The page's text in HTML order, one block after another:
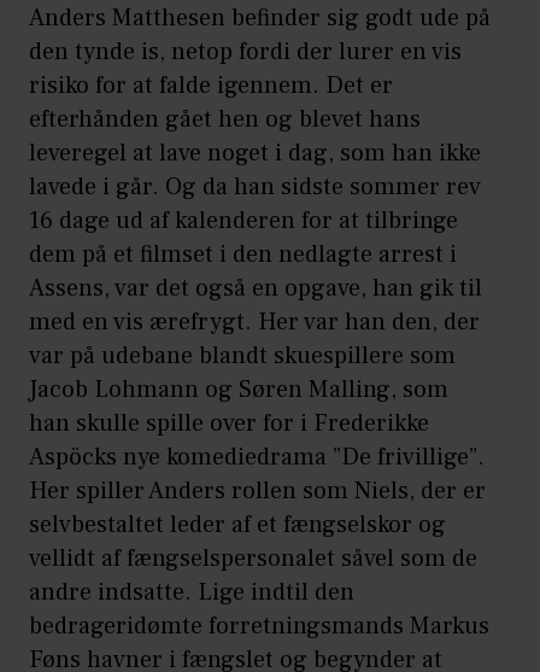
Anders Matthesen befinder sig godt ude på
den tynde is, netop fordi der lurer en vis
risiko for at falde igennem. Det er
efterhånden gået hen og blevet hans
leveregel at lave noget i dag, som han ikke
lavede i går. Og da han sidste sommer rev
16 dage ud af kalenderen for at tilbringe
dem på et filmset i den nedlagte arrest i
Assens, var det også en opgave, han gik til
med en vis ærefrygt. Her var han den, der
var på udebane blandt skuespillere som
Jacob Lohmann og Søren Malling, som
han skulle spille over for i Frederikke
Aspöcks nye komediedrama ”De frivillige”.
Her spiller Anders rollen som Niels, der er
selvbestaltet leder af et fængselskor og
vellidt af fængselspersonalet såvel som de
andre indsatte. Lige indtil den
bedrageridømte forretningsmands Markus
Føns havner i fængslet og begynder at